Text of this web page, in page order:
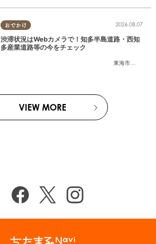
おでかけ
東海市
,大府市
2026.08.07
渋滞状況はWebカメラで！知多半島道路・西知
多産業道路等の今をチェック
VIEW MORE